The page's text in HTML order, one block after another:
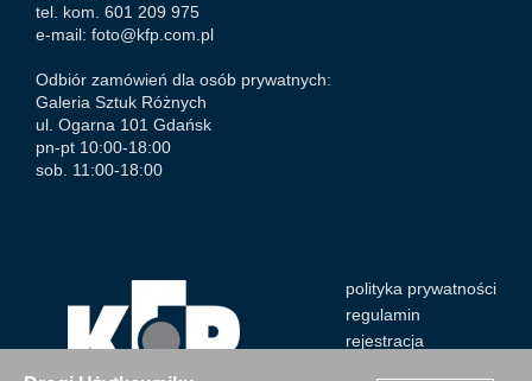
tel. kom. 601 209 975
e-mail: foto@kfp.com.pl
Odbiór zamówień dla osób prywatnych:
Galeria Sztuk Różnych
ul. Ogarna 101 Gdańsk
pn-pt 10:00-18:00
sob. 11:00-18:00
polityka prywatności
regulamin
rejestracja